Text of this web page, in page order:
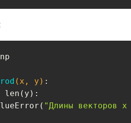
np
(x, y) :
len(y):
"Длины векторов